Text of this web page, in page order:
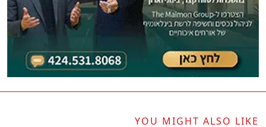
YOU MIGHT ALSO LIKE